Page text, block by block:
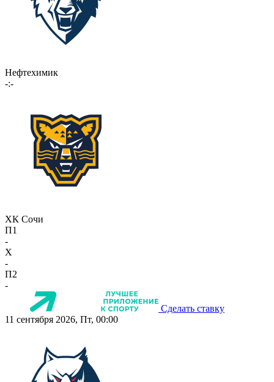
Нефтехимик
-:-
ХК Сочи
П1
-
X
-
П2
-
Сделать ставку
11 сентября 2026, Пт, 00:00